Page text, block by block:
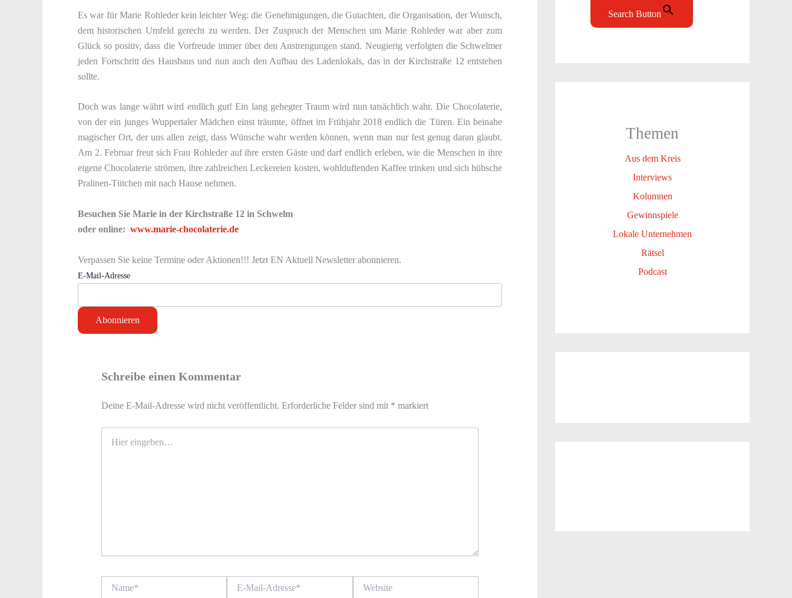
Es war für Marie Rohleder kein leichter Weg: die Genehmigungen, die Gutachten, die Organisation, der Wunsch,
dem historischen Umfeld gerecht zu werden. Der Zuspruch der Menschen um Marie Rohleder war aber zum
Glück so positiv, dass die Vorfreude immer über den Anstrengungen stand. Neugierig verfolgten die Schwelmer
jeden Fortschritt des Hausbaus und nun auch den Aufbau des Ladenlokals, das in der Kirchstraße 12 entstehen
sollte.
Doch was lange währt wird endlich gut! Ein lang gehegter Traum wird nun tatsächlich wahr. Die Chocolaterie,
von der ein junges Wuppertaler Mädchen einst träumte, öffnet im Frühjahr 2018 endlich die Türen. Ein beinahe
magischer Ort, der uns allen zeigt, dass Wünsche wahr werden können, wenn man nur fest genug daran glaubt.
Am 2. Februar freut sich Frau Rohleder auf ihre ersten Gäste und darf endlich erleben, wie die Menschen in ihre
eigene Chocolaterie strömen, ihre zahlreichen Leckereien kosten, wohlduftenden Kaffee trinken und sich hübsche
Pralinen-Tütchen mit nach Hause nehmen.
Besuchen Sie Marie in der Kirchstraße 12 in Schwelm
oder online: www.marie-chocolaterie.de
Verpassen Sie keine Termine oder Aktionen!!! Jetzt EN Aktuell Newsletter abonnieren.
E-Mail-Adresse
Schreibe einen Kommentar
Deine E-Mail-Adresse wird nicht veröffentlicht. Erforderliche Felder sind mit * markiert
eingeben…
Mail-
Search Button
Themen
Aus dem Kreis
Interviews
Kolumnen
Gewinnspiele
Lokale Unternehmen
Rätsel
Podcast